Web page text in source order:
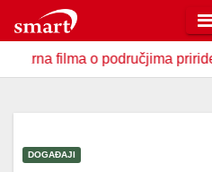
to
contento područjima priride koja
DOGAĐAJI